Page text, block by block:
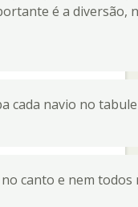
é a diversão,
cada navio no
canto e nem